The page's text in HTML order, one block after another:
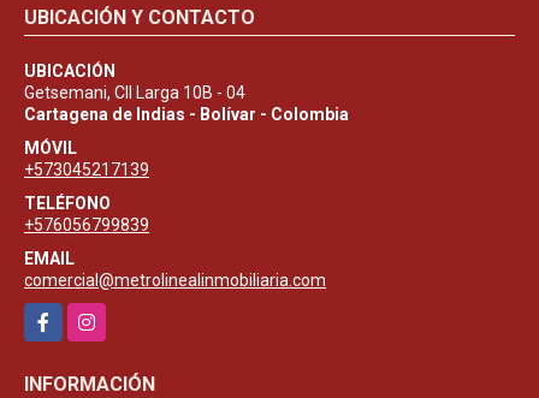
UBICACIÓN Y CONTACTO
UBICACIÓN
Getsemani, Cll Larga 10B - 04
Cartagena de Indias - Bolívar - Colombia
MÓVIL
+573045217139
TELÉFONO
+576056799839
EMAIL
comercial@metrolinealinmobiliaria.com
FacebookInstagram
INFORMACIÓN